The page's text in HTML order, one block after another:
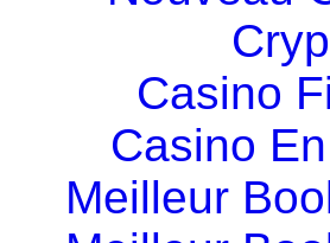
Casino
Casino
Meilleur